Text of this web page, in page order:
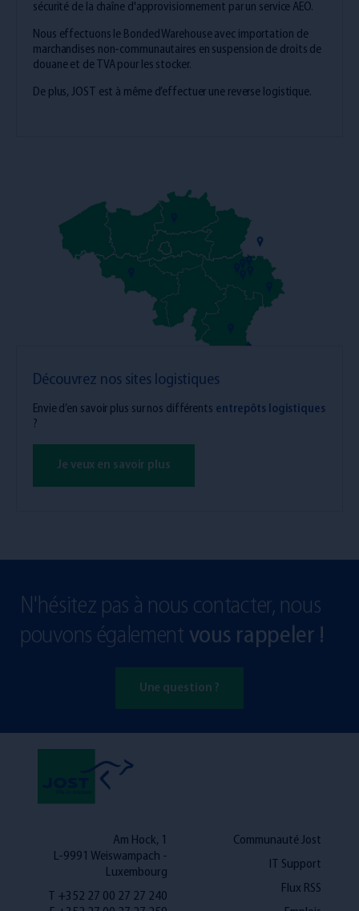
sécurité de la chaîne d'approvisionnement par un service AEO.
Nous effectuons le Bonded Warehouse avec importation de
marchandises non-communautaires en suspension de droits de
douane et de TVA pour les stocker.
De plus, JOST est à même d’effectuer une reverse logistique.
Découvrez nos sites logistiques
Envie d’en savoir plus sur nos différents entrepôts logistiques
?
Je veux en savoir plus
N'hésitez pas à nous contacter, nous
pouvons également vous rappeler !
Une question ?
Am Hock, 1
L-9991 Weiswampach -
Luxembourg
T +352 27 00 27 27 240
Communauté Jost
IT Support
Flux RSS